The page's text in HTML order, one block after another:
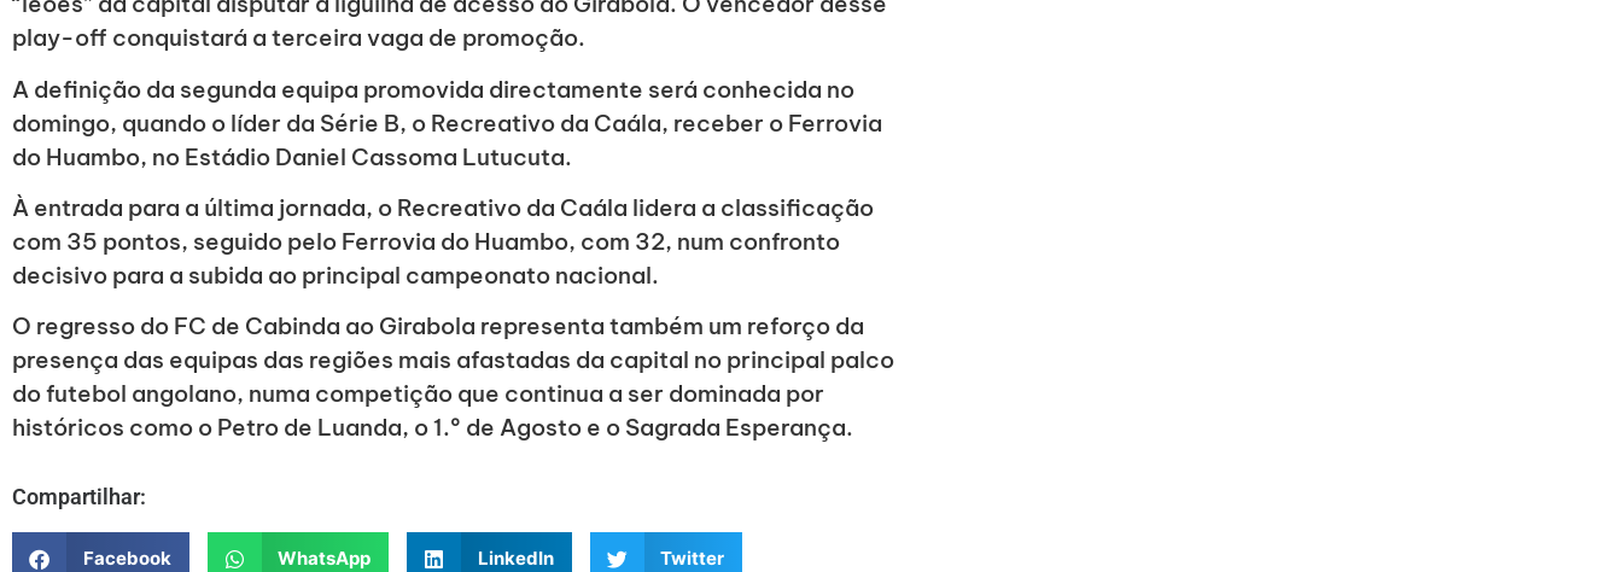
play-off conquistará a terceira vaga de promoção.
A definição da segunda equipa promovida directamente será conhecida no
domingo, quando o líder da Série B, o Recreativo da Caála, receber o Ferrovia
do Huambo, no Estádio Daniel Cassoma Lutucuta.
À entrada para a última jornada, o Recreativo da Caála lidera a classificação
com 35 pontos, seguido pelo Ferrovia do Huambo, com 32, num confronto
decisivo para a subida ao principal campeonato nacional.
O regresso do FC de Cabinda ao Girabola representa também um reforço da
presença das equipas das regiões mais afastadas da capital no principal palco
do futebol angolano, numa competição que continua a ser dominada por
históricos como o Petro de Luanda, o 1.º de Agosto e o Sagrada Esperança.
Compartilhar:
Facebook WhatsApp LinkedIn Twitter